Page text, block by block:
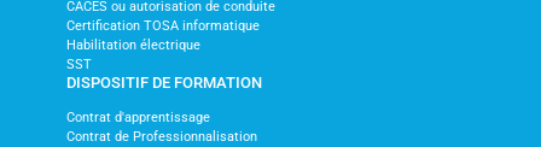
CACES ou autorisation de conduite
Certification TOSA informatique
Habilitation électrique
SST
DISPOSITIF DE FORMATION
Contrat d'apprentissage
Contrat de Professionnalisation